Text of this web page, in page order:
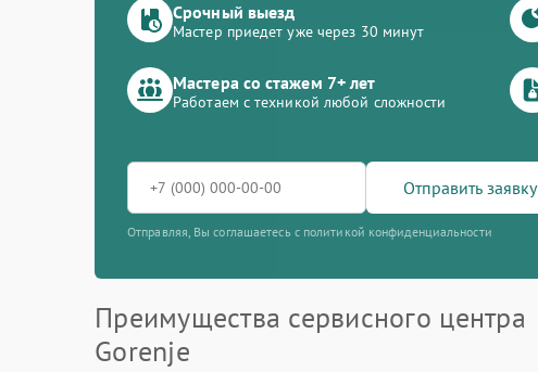
Срочный выезд
Мастер приедет уже через 30 минут
Мастера со стажем 7+ лет
Работаем с техникой любой сложности
Отправить заявку
Отправляя, Вы соглашаетесь с политикой конфиденциальности
Преимущества сервисного центра
Gorenje